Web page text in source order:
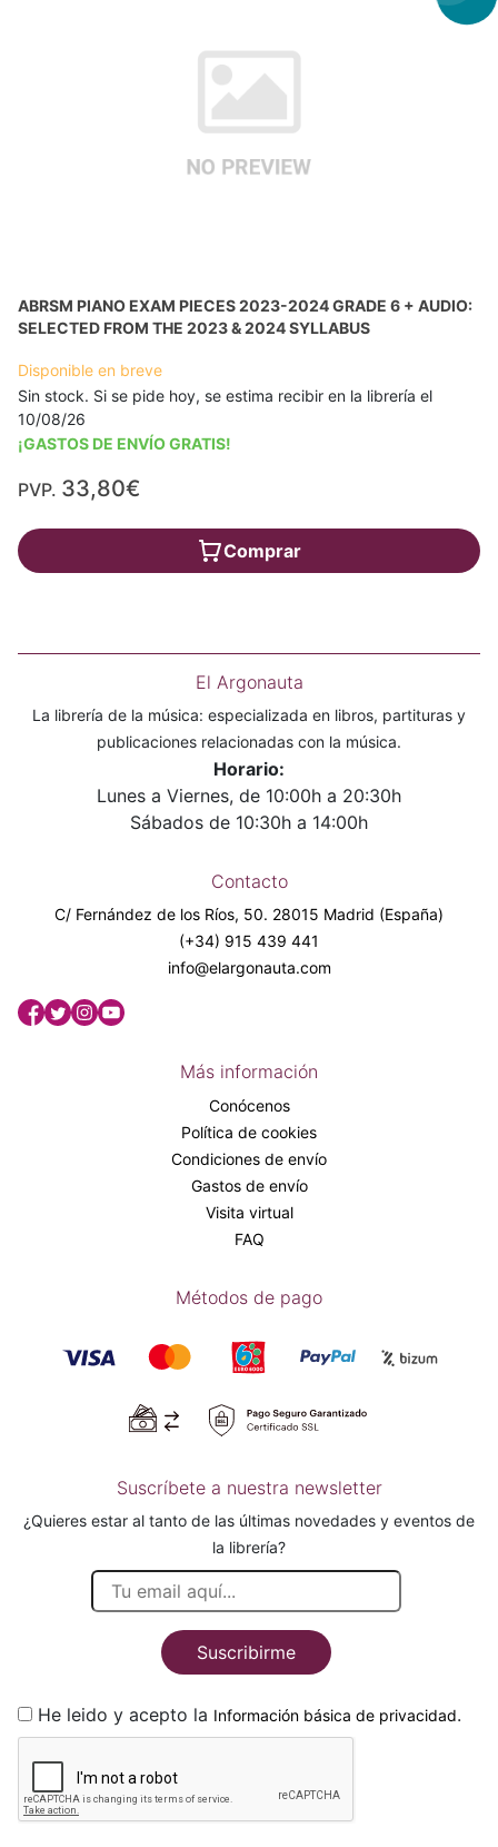
ABRSM PIANO EXAM PIECES 2023-2024 GRADE 6 + AUDIO:
SELECTED FROM THE 2023 & 2024 SYLLABUS
Disponible en breve
Sin stock. Si se pide hoy, se estima recibir en la librería el
10/08/26
¡GASTOS DE ENVÍO GRATIS!
PVP. 33,80€
Comprar
El Argonauta
La librería de la música: especializada en libros, partituras y
publicaciones relacionadas con la música.
Horario:
Lunes a Viernes, de 10:00h a 20:30h
Sábados de 10:30h a 14:00h
Contacto
C/ Fernández de los Ríos, 50. 28015 Madrid (España)
(+34) 915 439 441
info@elargonauta.com
Más información
Conócenos
Política de cookies
Condiciones de envío
Gastos de envío
Visita virtual
FAQ
Métodos de pago
Suscríbete a nuestra newsletter
¿Quieres estar al tanto de las últimas novedades y eventos de
la librería?
Suscribirme
He leido y acepto la Información básica de privacidad.